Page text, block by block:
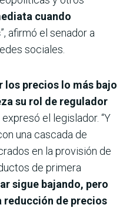
cuando
”, afirmó el senador a
sociales.
los precios lo más bajo
su rol de regulador
expresó el legislador. “Y
una cascada de
en la provisión de
de primera
sigue bajando, pero
reducción de precios